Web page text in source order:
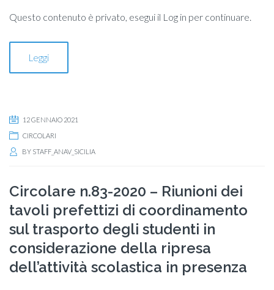
Questo contenuto è privato, esegui il Log in per continuare.
Leggi
12 GENNAIO 2021
CIRCOLARI
BY STAFF_ANAV_SICILIA
Circolare n.83-2020 – Riunioni dei
tavoli prefettizi di coordinamento
sul trasporto degli studenti in
considerazione della ripresa
dell’attività scolastica in presenza